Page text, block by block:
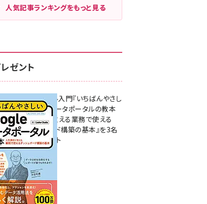
人気記事ランキングをもっと見る
ゼント
無料BIツール入門『いちばんやさし
いGoogleデータポータルの教本
人気講師が教える業務で使える
ダッシュボード構築の基本』を3名
様にプレゼント
7月31日 10:00